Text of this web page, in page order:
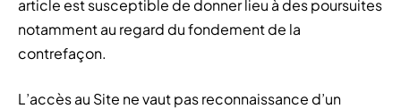
article est susceptible de donner lieu à des poursuites
notamment au regard du fondement de la
contrefaçon.
L’accès au Site ne vaut pas reconnaissance d’un